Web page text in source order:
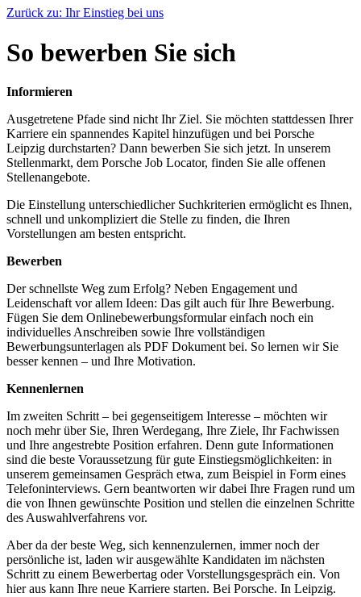
Zurück zu: Ihr Einstieg bei uns
So bewerben Sie sich
Informieren
Ausgetretene Pfade sind nicht Ihr Ziel. Sie möchten stattdessen Ihrer
Karriere ein spannendes Kapitel hinzufügen und bei Porsche
Leipzig durchstarten? Dann bewerben Sie sich jetzt. In unserem
Stellenmarkt, dem Porsche Job Locator, finden Sie alle offenen
Stellenangebote.
Die Einstellung unterschiedlicher Suchkriterien ermöglicht es Ihnen,
schnell und unkompliziert die Stelle zu finden, die Ihren
Vorstellungen am besten entspricht.
Bewerben
Der schnellste Weg zum Erfolg? Neben Engagement und
Leidenschaft vor allem Ideen: Das gilt auch für Ihre Bewerbung.
Fügen Sie dem Onlinebewerbungsformular einfach noch ein
individuelles Anschreiben sowie Ihre vollständigen
Bewerbungsunterlagen als PDF Dokument bei. So lernen wir Sie
besser kennen – und Ihre Motivation.
Kennenlernen
Im zweiten Schritt – bei gegenseitigem Interesse – möchten wir
noch mehr über Sie, Ihren Werdegang, Ihre Ziele, Ihr Fachwissen
und Ihre angestrebte Position erfahren. Denn gute Informationen
sind die beste Voraussetzung für gute Einstiegsmöglichkeiten: in
unserem gemeinsamen Gespräch etwa, zum Beispiel in Form eines
Telefoninterviews. Gern beantworten wir dabei Ihre Fragen rund um
die von Ihnen gewünschte Position und stellen die einzelnen Schritte
des Auswahlverfahrens vor.
Aber da der beste Weg, sich kennenzulernen, immer noch der
persönliche ist, laden wir ausgewählte Kandidaten im nächsten
Schritt zu einem Bewerbertag oder Vorstellungsgespräch ein. Von
hier aus kann Ihre neue Karriere starten. Bei Porsche. In Leipzig.